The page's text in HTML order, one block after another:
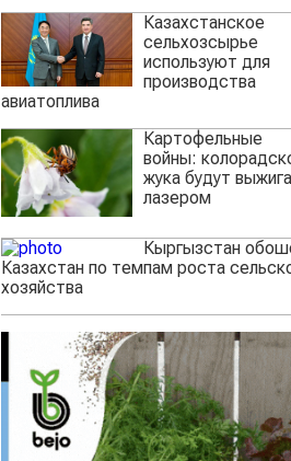
Казахстанское
сельхозсырье
используют для
производства
авиатоплива
Картофельные
войны:
жука будут
лазером
Кыргызстан
Казахстан по темпам роста
хозяйства